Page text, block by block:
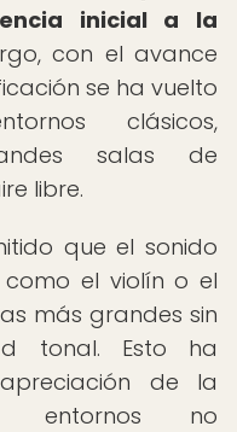
inicial a la
con el avance
se ha vuelto
clásicos,
salas de
libre.
que el sonido
como el violín o el
más grandes sin
tonal. Esto ha
de la
entornos no